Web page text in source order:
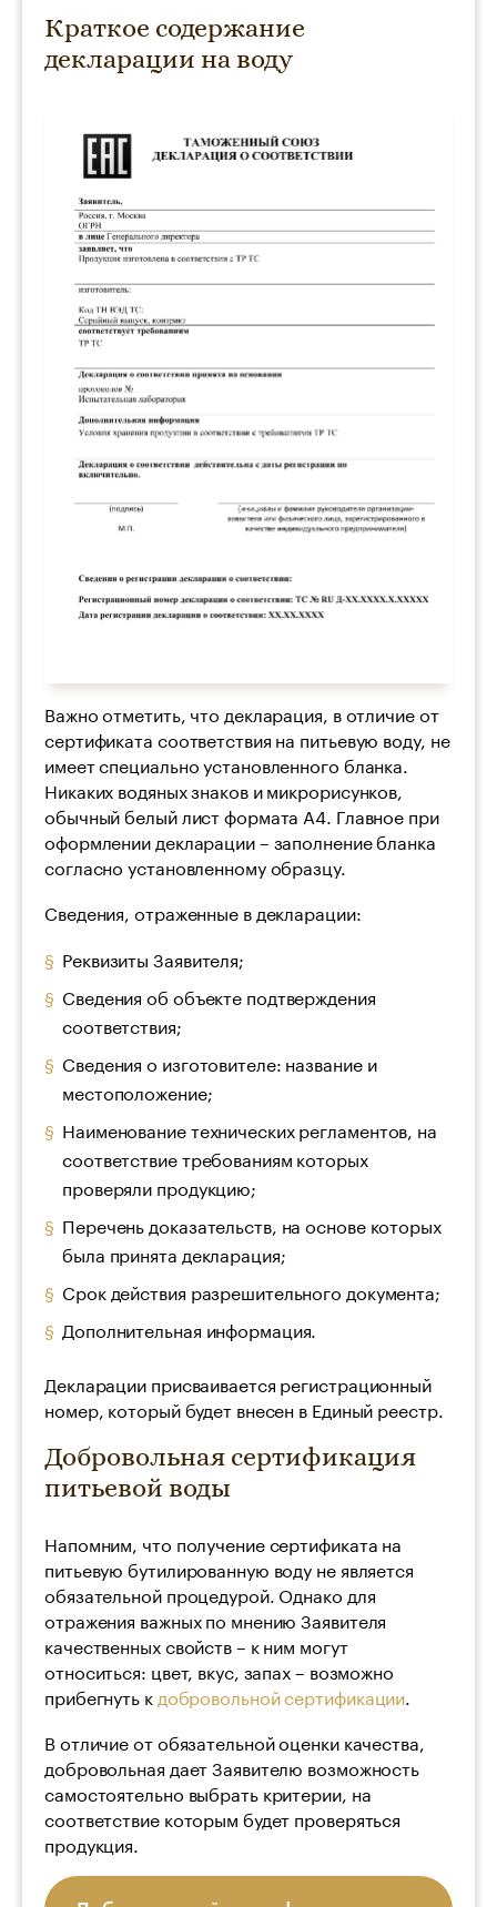
Краткое содержание
декларации на воду
Важно отметить, что декларация, в отличие от
сертификата соответствия на питьевую воду, не
имеет специально установленного бланка.
Никаких водяных знаков и микрорисунков,
обычный белый лист формата А4. Главное при
оформлении декларации – заполнение бланка
согласно установленному образцу.
Сведения, отраженные в декларации:
Реквизиты Заявителя;
Сведения об объекте подтверждения
соответствия;
Сведения о изготовителе: название и
местоположение;
Наименование технических регламентов, на
соответствие требованиям которых
проверяли продукцию;
Перечень доказательств, на основе которых
была принята декларация;
Срок действия разрешительного документа;
Дополнительная информация.
Декларации присваивается регистрационный
номер, который будет внесен в Единый реестр.
Добровольная сертификация
питьевой воды
Напомним, что получение сертификата на
питьевую бутилированную воду не является
обязательной процедурой. Однако для
отражения важных по мнению Заявителя
качественных свойств – к ним могут
относиться: цвет, вкус, запах – возможно
прибегнуть к добровольной сертификации.
В отличие от обязательной оценки качества,
добровольная дает Заявителю возможность
самостоятельно выбрать критерии, на
соответствие которым будет проверяться
продукция.